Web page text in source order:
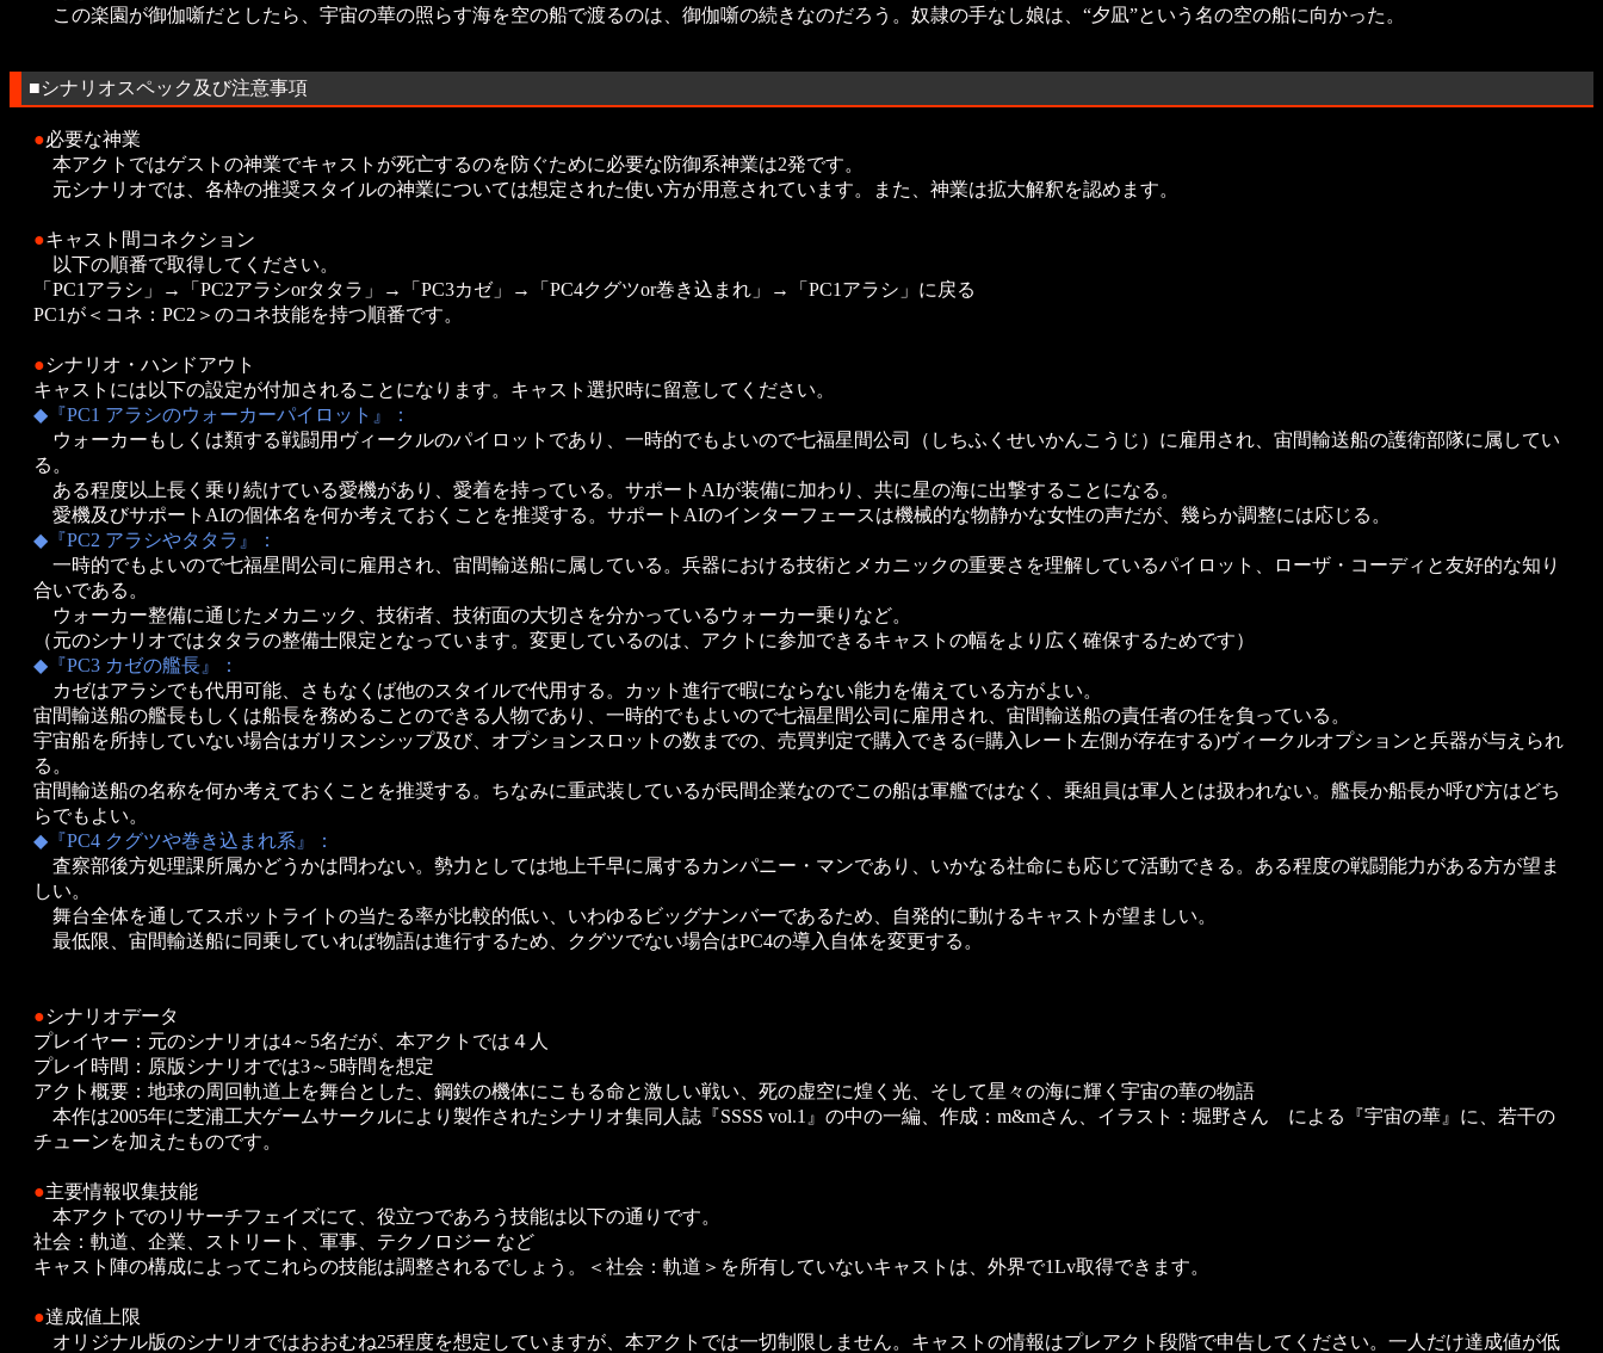
この楽園が御伽噺だとしたら、宇宙の華の照らす海を空の船で渡るのは、御伽噺の続きなのだろう。奴隷の手なし娘は、“夕凪”という名の空の船に向かった。
■シナリオスペック及び注意事項
●必要な神業
本アクトではゲストの神業でキャストが死亡するのを防ぐために必要な防御系神業は2発です。
元シナリオでは、各枠の推奨スタイルの神業については想定された使い方が用意されています。また、神業は拡大解釈を認めます。
●キャスト間コネクション
以下の順番で取得してください。
「PC1アラシ」→「PC2アラシorタタラ」→「PC3カゼ」→「PC4クグツor巻き込まれ」→「PC1アラシ」に戻る
PC1が＜コネ：PC2＞のコネ技能を持つ順番です。
●シナリオ・ハンドアウト
キャストには以下の設定が付加されることになります。キャスト選択時に留意してください。
◆『PC1 アラシのウォーカーパイロット』：
ウォーカーもしくは類する戦闘用ヴィークルのパイロットであり、一時的でもよいので七福星間公司（しちふくせいかんこうじ）に雇用され、宙間輸送船の護衛部隊に属してい
る。
ある程度以上長く乗り続けている愛機があり、愛着を持っている。サポートAIが装備に加わり、共に星の海に出撃することになる。
愛機及びサポートAIの個体名を何か考えておくことを推奨する。サポートAIのインターフェースは機械的な物静かな女性の声だが、幾らか調整には応じる。
◆『PC2 アラシやタタラ』：
一時的でもよいので七福星間公司に雇用され、宙間輸送船に属している。兵器における技術とメカニックの重要さを理解しているパイロット、ローザ・コーディと友好的な知り
合いである。
ウォーカー整備に通じたメカニック、技術者、技術面の大切さを分かっているウォーカー乗りなど。
（元のシナリオではタタラの整備士限定となっています。変更しているのは、アクトに参加できるキャストの幅をより広く確保するためです）
◆『PC3 カゼの艦長』：
カゼはアラシでも代用可能、さもなくば他のスタイルで代用する。カット進行で暇にならない能力を備えている方がよい。
宙間輸送船の艦長もしくは船長を務めることのできる人物であり、一時的でもよいので七福星間公司に雇用され、宙間輸送船の責任者の任を負っている。
宇宙船を所持していない場合はガリスンシップ及び、オプションスロットの数までの、売買判定で購入できる(=購入レート左側が存在する)ヴィークルオプションと兵器が与えられ
る。
宙間輸送船の名称を何か考えておくことを推奨する。ちなみに重武装しているが民間企業なのでこの船は軍艦ではなく、乗組員は軍人とは扱われない。艦長か船長か呼び方はどち
らでもよい。
◆『PC4 クグツや巻き込まれ系』：
査察部後方処理課所属かどうかは問わない。勢力としては地上千早に属するカンパニー・マンであり、いかなる社命にも応じて活動できる。ある程度の戦闘能力がある方が望ま
しい。
舞台全体を通してスポットライトの当たる率が比較的低い、いわゆるビッグナンバーであるため、自発的に動けるキャストが望ましい。
最低限、宙間輸送船に同乗していれば物語は進行するため、クグツでない場合はPC4の導入自体を変更する。
●シナリオデータ
プレイヤー：元のシナリオは4～5名だが、本アクトでは４人
プレイ時間：原版シナリオでは3～5時間を想定
アクト概要：地球の周回軌道上を舞台とした、鋼鉄の機体にこもる命と激しい戦い、死の虚空に煌く光、そして星々の海に輝く宇宙の華の物語
本作は2005年に芝浦工大ゲームサークルにより製作されたシナリオ集同人誌『SSSS vol.1』の中の一編、作成：m&mさん、イラスト：堀野さん による『宇宙の華』に、若干の
チューンを加えたものです。
●主要情報収集技能
本アクトでのリサーチフェイズにて、役立つであろう技能は以下の通りです。
社会：軌道、企業、ストリート、軍事、テクノロジー など
キャスト陣の構成によってこれらの技能は調整されるでしょう。＜社会：軌道＞を所有していないキャストは、外界で1Lv取得できます。
●達成値上限
オリジナル版のシナリオではおおむね25程度を想定していますが、本アクトでは一切制限しません。キャストの情報はプレアクト段階で申告してください。一人だけ達成値が低